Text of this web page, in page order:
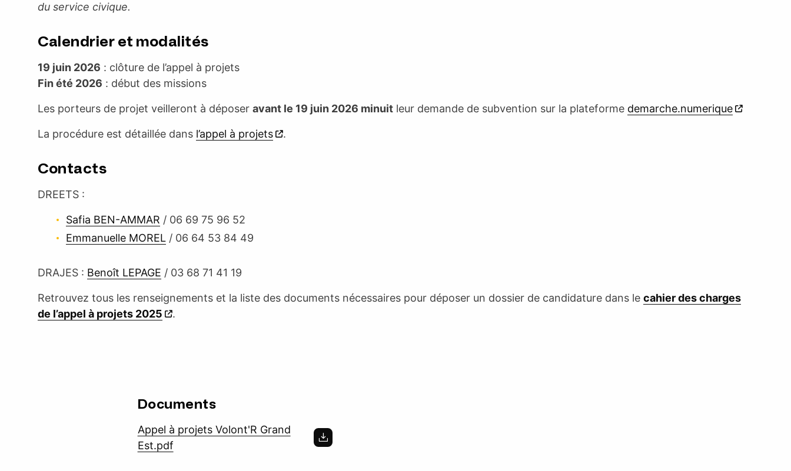
du service civique.
Calendrier et modalités
19 juin 2026 : clôture de l’appel à projets
Fin été 2026 : début des missions
Les porteurs de projet veilleront à déposer avant le 19 juin 2026 minuit leur demande de subvention sur la plateforme demarche.numerique
La procédure est détaillée dans l’appel à projets .
Contacts
DREETS :
Safia BEN-AMMAR / 06 69 75 96 52
Emmanuelle MOREL / 06 64 53 84 49
DRAJES : Benoît LEPAGE / 03 68 71 41 19
Retrouvez tous les renseignements et la liste des documents nécessaires pour déposer un dossier de candidature dans le cahier des charges
de l’appel à projets 2025
.
Documents
Appel à projets Volont'R Grand
Est.pdf